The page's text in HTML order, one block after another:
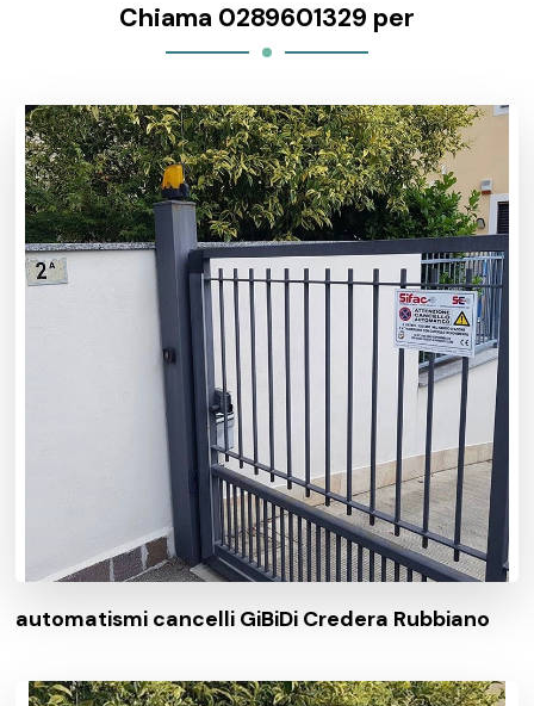
Chiama 0289601329 per
automatismi cancelli GiBiDi Credera Rubbiano